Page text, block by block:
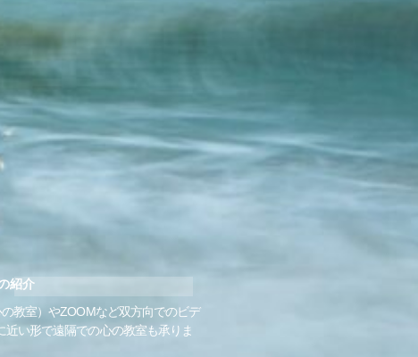
紹介
教室）やZOOMなど双方向でのビデ
い形で遠隔での心の教室も承りま